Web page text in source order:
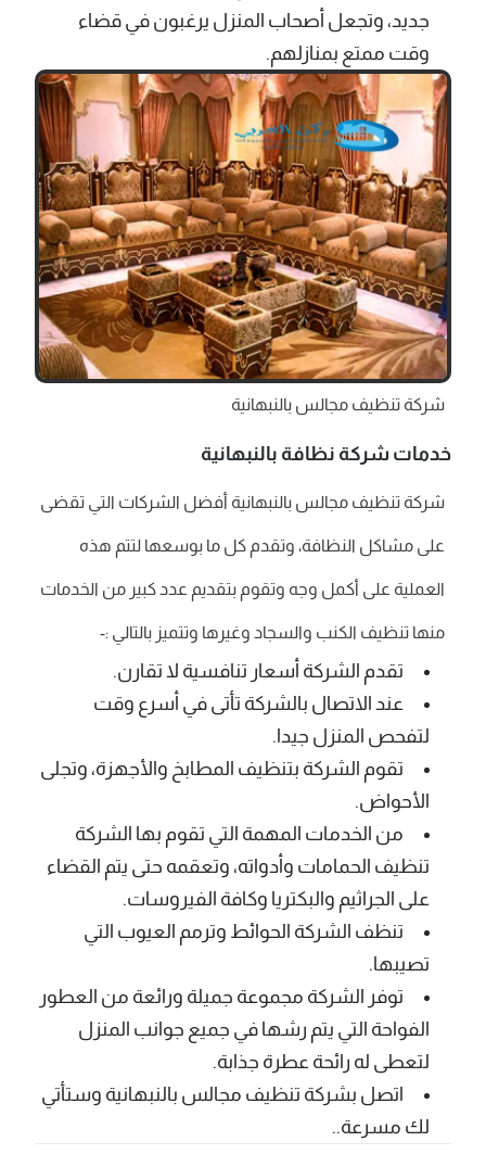
جديد، وتجعل أصحاب المنزل يرغبون في قضاء
وقت ممتع بمنازلهم.
شركة تنظيف مجالس بالنبهانية
خدمات شركة نظافة بالنبهانية
شركة تنظيف مجالس بالنبهانية أفضل الشركات التي تقضى
على مشاكل النظافة، وتقدم كل ما بوسعها لتتم هذه
العملية على أكمل وجه وتقوم بتقديم عدد كبير من الخدمات
منها تنظيف الكنب والسجاد وغيرها وتتميز بالتالي :-
تقدم الشركة أسعار تنافسية لا تقارن.
عند الاتصال بالشركة تأتى في أسرع وقت
لتفحص المنزل جيدا.
تقوم الشركة بتنظيف المطابخ والأجهزة، وتجلى
الأحواض.
من الخدمات المهمة التي تقوم بها الشركة
تنظيف الحمامات وأدواته، وتعقمه حتى يتم القضاء
على الجراثيم والبكتريا وكافة الفيروسات.
تنظف الشركة الحوائط وترمم العيوب التي
تصيبها.
توفر الشركة مجموعة جميلة ورائعة من العطور
الفواحة التي يتم رشها في جميع جوانب المنزل
لتعطى له رائحة عطرة جذابة.
اتصل بشركة تنظيف مجالس بالنبهانية وستأتي
لك مسرعة..